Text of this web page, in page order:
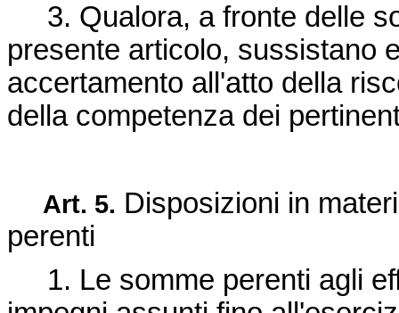
3. Qualora, a fronte delle
presente articolo, sussistano
accertamento all'atto della
della competenza dei
Art. 5. Disposizioni in
perenti
1. Le somme perenti agli